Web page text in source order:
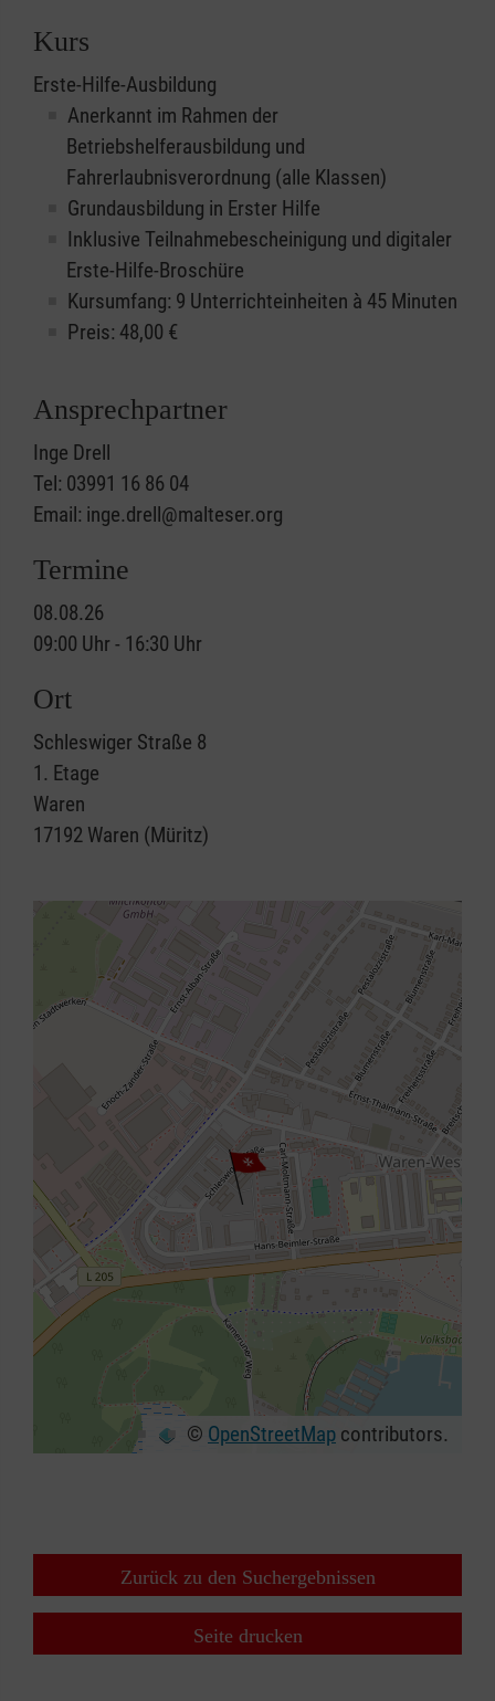
Kurs
Erste-Hilfe-Ausbildung
Anerkannt im Rahmen der
Betriebshelferausbildung und
Fahrerlaubnisverordnung (alle Klassen)
Grundausbildung in Erster Hilfe
Inklusive Teilnahmebescheinigung und digitaler
Erste-Hilfe-Broschüre
Kursumfang: 9 Unterrichteinheiten à 45 Minuten
Preis: 48,00 €
Ansprechpartner
Inge Drell
Tel: 03991 16 86 04
Email: inge.drell@malteser.org
Termine
08.08.26
09:00 Uhr - 16:30 Uhr
Ort
Schleswiger Straße 8
1. Etage
Waren
17192 Waren (Müritz)
© OpenStreetMap contributors.
Zurück zu den Suchergebnissen
Seite drucken